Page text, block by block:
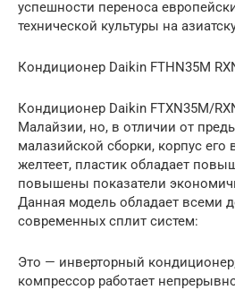
успешности переноса
технической культуры на
Кондиционер Daikin FTHN35M
Кондиционер Daikin FTXN35M/
Малайзии, но, в отличии от
малазийской сборки, корпус его
желтеет, пластик обладает
повышены показатели
Данная модель обладает всеми
современных сплит систем:
Это — инверторный кондиционер;
компрессор работает